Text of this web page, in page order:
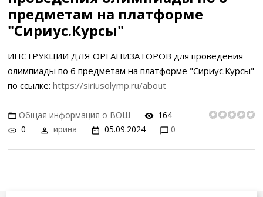
предметам на платформе
"Сириус.Курсы"
ИНСТРУКЦИИ ДЛЯ ОРГАНИЗАТОРОВ для проведения
олимпиады по 6 предметам на платформе "Сириус.Курсы"
по ссылке: https://siriusolymp.ru/about
Общая информация о ВОШ
164
0
ирина 05.09.2024 0